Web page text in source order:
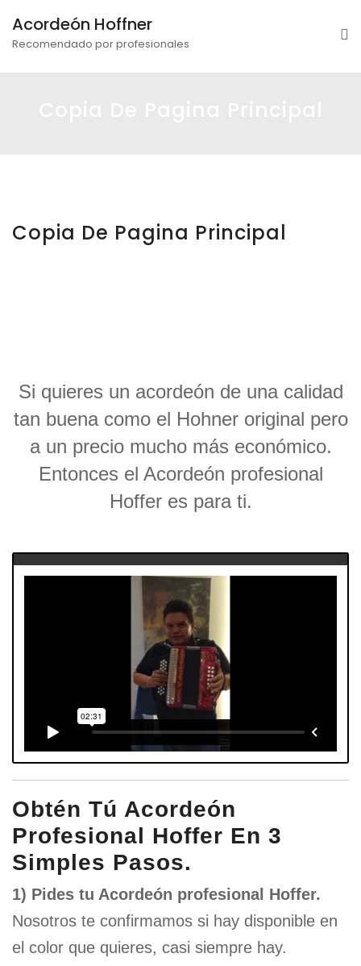
Acordeón Hoffner
Recomendado por profesionales
Copia De Pagina Principal
Si quieres un acordeón de una calidad
tan buena como el Hohner original pero
a un precio mucho más económico.
Entonces el Acordeón profesional
Hoffer es para ti.
Obtén Tú Acordeón
Profesional Hoffer En 3
Simples Pasos.
1) Pides tu Acordeón profesional Hoffer.
Nosotros te confirmamos si hay disponible en
el color que quieres, casi siempre hay.